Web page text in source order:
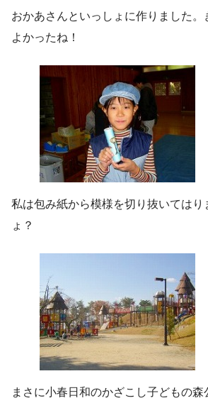
おかあさんといっしょに作りました。
よかったね！
私は包み紙から模様を切り抜いてはり
ょ？
まさに小春日和のかざこし子どもの森